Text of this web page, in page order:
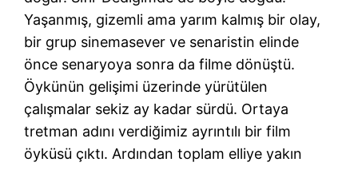
Yaşanmış, gizemli ama yarım kalmış bir olay,
bir grup sinemasever ve senaristin elinde
önce senaryoya sonra da filme dönüştü.
Öykünün gelişimi üzerinde yürütülen
çalışmalar sekiz ay kadar sürdü. Ortaya
tretman adını verdiğimiz ayrıntılı bir film
öyküsü çıktı. Ardından toplam elliye yakın